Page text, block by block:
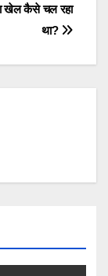
खेल कैसे चल रहा
था?